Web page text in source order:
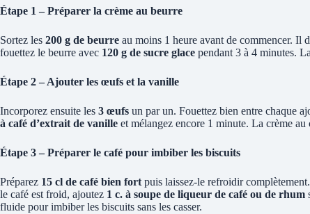
Étape 1 – Préparer la crème au beurre
Sortez les 200 g de beurre au moins 1 heure avant de commencer. Il
fouettez le beurre avec 120 g de sucre glace pendant 3 à 4 minutes.
Étape 2 – Ajouter les œufs et la vanille
Incorporez ensuite les 3 œufs un par un. Fouettez bien entre chaque
à café d’extrait de vanille et mélangez encore 1 minute. La crème
Étape 3 – Préparer le café pour imbiber les biscuits
Préparez 15 cl de café bien fort puis laissez-le refroidir
le café est froid, ajoutez 1 c. à soupe de liqueur de café ou de rhum
fluide pour imbiber les biscuits sans les casser.